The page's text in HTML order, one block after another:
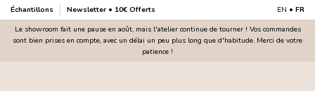
Échantillons Newsletter • 10€ Offerts EN • FR
Le showroom fait une pause en août, mais l'atelier continue de tourner ! Vos commandes
sont bien prises en compte, avec un délai un peu plus long que d'habitude. Merci de votre
patience !